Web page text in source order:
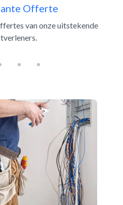
Offerte
van onze uitstekende